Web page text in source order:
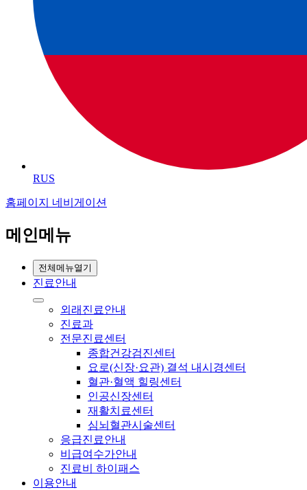
RUS
홈페이지 네비게이션
메인메뉴
전체메뉴열기
진료안내
외래진료안내
진료과
전문진료센터
종합건강검진센터
요로(신장·요관) 결석 내시경센터
혈관·혈액 힐링센터
인공신장센터
재활치료센터
심뇌혈관시술센터
응급진료안내
비급여수가안내
진료비 하이패스
이용안내